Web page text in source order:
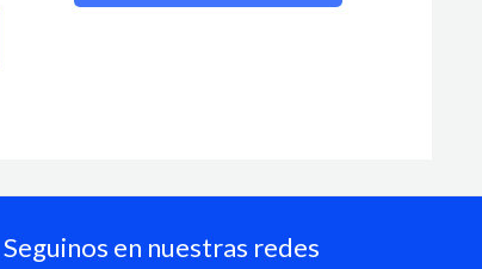
Seguinos en nuestras redes